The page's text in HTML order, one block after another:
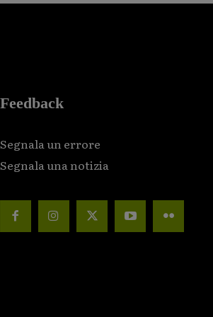
Feedback
Segnala un errore
Segnala una notizia